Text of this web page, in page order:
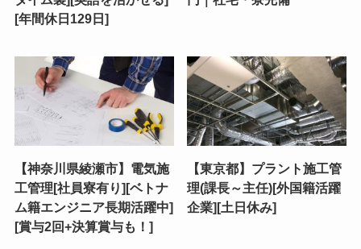
[年間休日129日]
【神奈川県綾瀬市】電気施
工管理[社員寮有り][ベトナ
ム籍エンジニア長期活躍中]
[賞与2回+決算賞与も！]
【東京都】プラント施工管
理(課長～主任)[外国籍活躍
企業][土日休み]